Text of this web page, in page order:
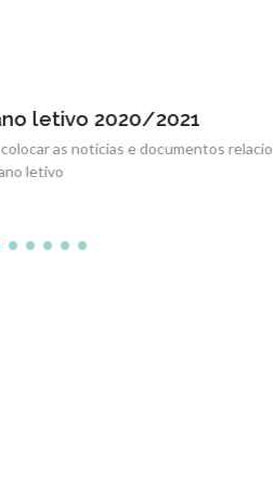
2020/2021
notícias e documentos relacionadas